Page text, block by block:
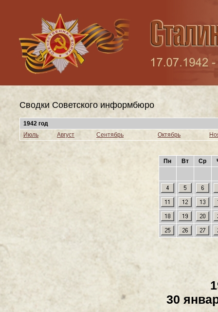
Сводки Cоветского информбюро
1942 год
Июль
Август Сентябрь Октябрь
Пн Вт Ср
30